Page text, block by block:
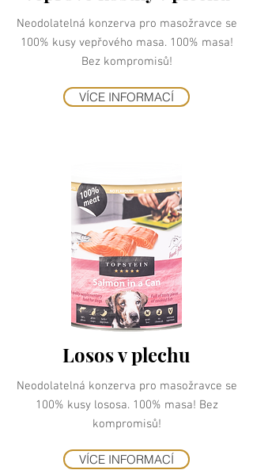
Neodolatelná konzerva pro masožravce se
100% kusy vepřového masa. 100% masa!
Bez kompromisů!
VÍCE INFORMACÍ
Losos v plechu
Neodolatelná konzerva pro masožravce se
100% kusy lososa. 100% masa! Bez
kompromisů!
VÍCE INFORMACÍ